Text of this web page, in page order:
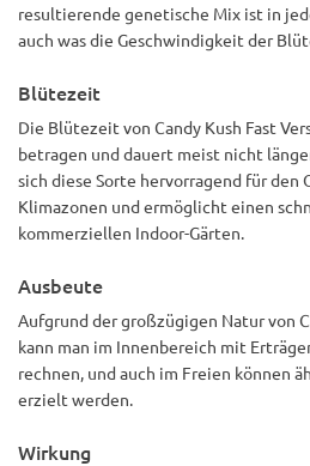
resultierende genetische Mix ist in
auch was die Geschwindigkeit der
Blütezeit
Die Blütezeit von Candy Kush Fast
betragen und dauert meist nicht
sich diese Sorte hervorragend für den
Klimazonen und ermöglicht einen
kommerziellen Indoor-Gärten.
Ausbeute
Aufgrund der großzügigen Natur von
kann man im Innenbereich mit
rechnen, und auch im Freien können
erzielt werden.
Wirkung